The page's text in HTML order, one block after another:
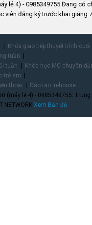
lẻ 4) - 0985349755 Đang có
viên đăng ký trước khai giảng
Khóa giao tiếp thuyết trình
tuần
tuần
Khóa học MC chuyên
trẻ em
thoại
Đào tạo In-house
(máy lẻ 4) - 0985349755.
NETWORK.Xem Bản đồ